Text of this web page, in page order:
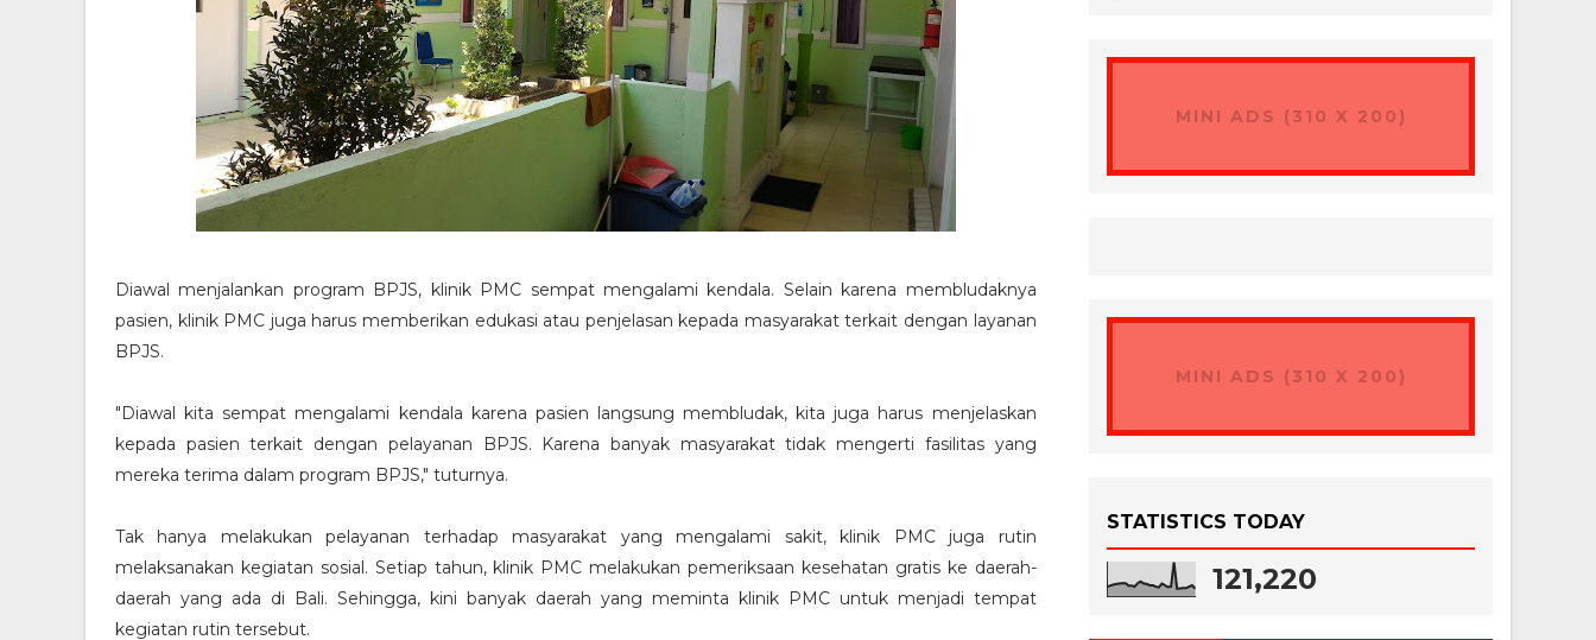
Diawal menjalankan program BPJS, klinik PMC sempat mengalami kendala. Selain karena membludaknya
pasien, klinik PMC juga harus memberikan edukasi atau penjelasan kepada masyarakat terkait dengan layanan
BPJS.
"Diawal kita sempat mengalami kendala karena pasien langsung membludak, kita juga harus menjelaskan
kepada pasien terkait dengan pelayanan BPJS. Karena banyak masyarakat tidak mengerti fasilitas yang
mereka terima dalam program BPJS," tuturnya.
Tak hanya melakukan pelayanan terhadap masyarakat yang mengalami sakit, klinik PMC juga rutin
melaksanakan kegiatan sosial. Setiap tahun, klinik PMC melakukan pemeriksaan kesehatan gratis ke daerah-
daerah yang ada di Bali. Sehingga, kini banyak daerah yang meminta klinik PMC untuk menjadi tempat
kegiatan rutin tersebut.
MINI ADS (310 X 200)
MINI ADS (310 X 200)
STATISTICS TODAY
121,220